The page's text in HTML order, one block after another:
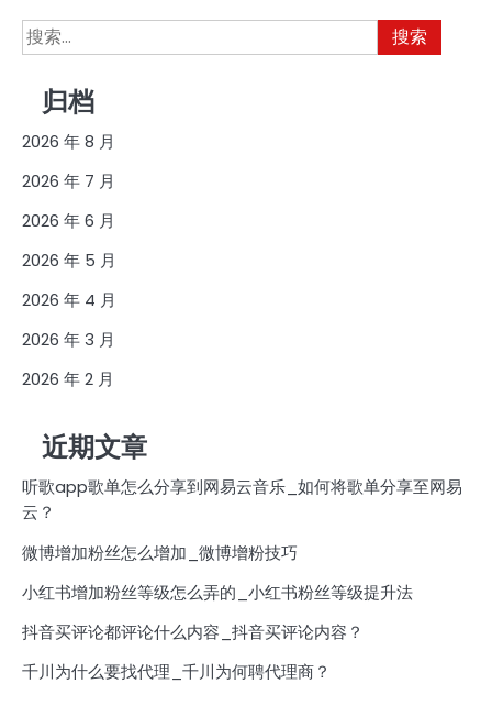
搜
索：
归档
2026 年 8 月
2026 年 7 月
2026 年 6 月
2026 年 5 月
2026 年 4 月
2026 年 3 月
2026 年 2 月
近期文章
听歌app歌单怎么分享到网易云音乐_如何将歌单分享至网易
云？
微博增加粉丝怎么增加_微博增粉技巧
小红书增加粉丝等级怎么弄的_小红书粉丝等级提升法
抖音买评论都评论什么内容_抖音买评论内容？
千川为什么要找代理_千川为何聘代理商？